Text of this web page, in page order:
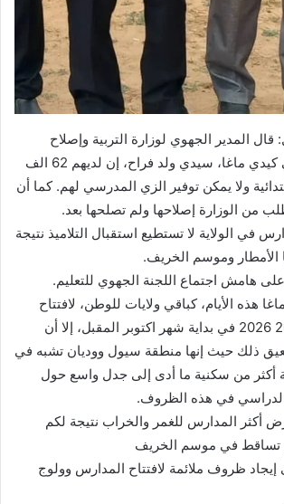
قال المدير الجهوي لوزارة التربية وإصلاح
النظام التعليمي في كيدي ماغا، سيدي ولد فراح، إن لديهم 62 الف
ولا يمكن توفير الزي المدرسي لهم. كما أن
في الولاية لا تستطيع استقبال التلاميذ نتيجة
الأمطار وموسم الخريف.
هامش اجتماع اللجنة الجهوي للتعليم.
هذه الأيام، كباقي ولايات للوطن، لافتتاح
العام الدراسي 2025 2026 في بداية شهر اكتوبر المقبل، إلا أن
تعيق ذلك حيث إنها منطقة سيول ووديان تشبه في
أكثر من سكنية ما أدى إلى جدل واسع حول
الدراسي في هذه الظروف.
أكثر المدارس للغمر والخراب نتيجة لكم
تساقط في موسم الخريف
إيجاد ظروف ملائمة لافتتاح المدارس وولوج